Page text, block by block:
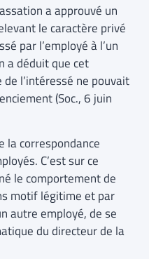
a approuvé un
le caractère privé
par l’employé à l’un
a déduit que cet
l’intéressé ne pouvait
(Soc., 6 juin
la correspondance
C’est sur ce
le comportement de
motif légitime et par
autre employé, de se
du directeur de la